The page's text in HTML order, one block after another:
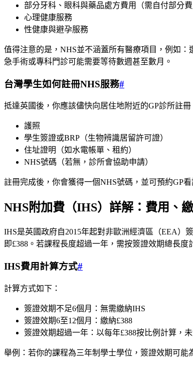
部分牙科、眼科與藥品處方費用（需自付部分費
心理健康服務
性健康與避孕服務
值得注意的是，NHS並不涵蓋所有醫療項目，例如
急手術或專科門診可能需要等待數週甚至數月。
台灣學生如何註冊NHS服務#
抵達英國後，你應該儘快向居住地附近的GP診所註冊
護照
學生簽證或BRP（生物辨識居留許可證）
住址證明（如水電帳單、租約）
NHS號碼（若無，診所會協助申請）
註冊完成後，你會獲得一個NHS號碼，並可預約GP
NHS附加費（IHS）詳解：費用、
IHS是英國政府自2015年起對非歐洲經濟區（EEA）
即£388。若課程長度超過一年，需按簽證效期總長度
IHS費用計算方式#
計算方式如下：
簽證效期不足6個月：無需繳納IHS
簽證效期6至12個月：繳納£388
簽證效期超過一年：以每年£388按比例計算，
舉例：若你的課程為三年制學士學位，簽證效期可能